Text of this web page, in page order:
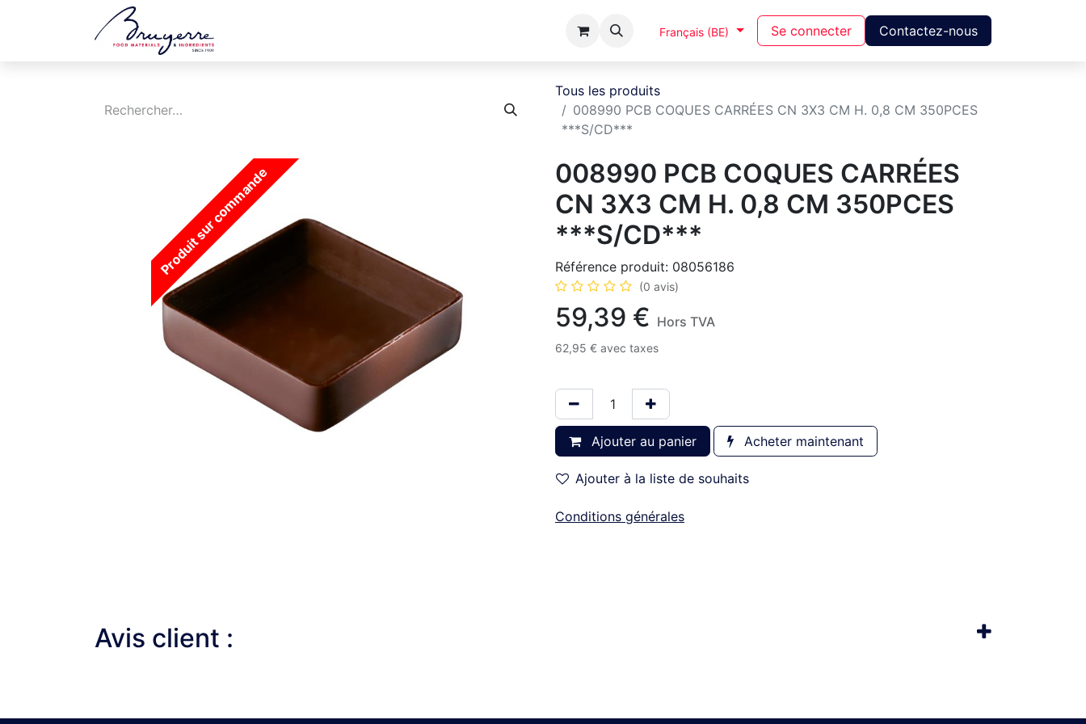
A Propos Français (BE) Se connecter Contactez-nous
Tous les produits
008990 PCB COQUES CARRÉES CN 3X3 CM H. 0,8 CM 350PCES
***S/CD***
Produit sur commande
008990 PCB COQUES CARRÉES
CN 3X3 CM H. 0,8 CM 350PCES
***S/CD***
Référence produit: 08056186
(0 avis)
59,39 € Hors TVA
62,95 € avec taxes
Ajouter au panier Acheter maintenant
Ajouter à la liste de souhaits
Conditions générales
Avis client :